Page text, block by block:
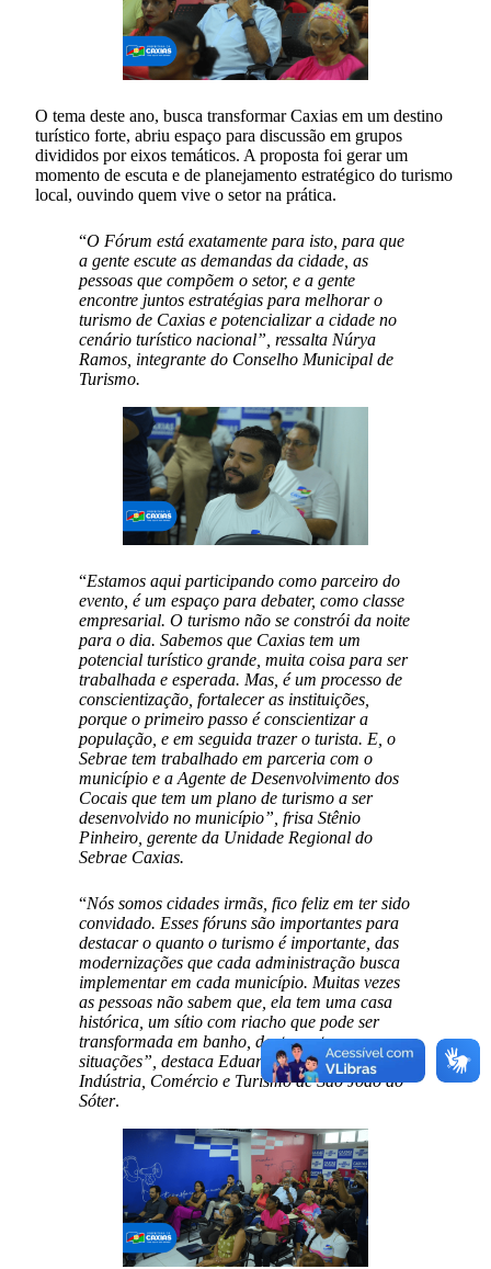
O tema deste ano, busca transformar Caxias em um destino
turístico forte, abriu espaço para discussão em grupos
divididos por eixos temáticos. A proposta foi gerar um
momento de escuta e de planejamento estratégico do turismo
local, ouvindo quem vive o setor na prática.
“O Fórum está exatamente para isto, para que
a gente escute as demandas da cidade, as
pessoas que compõem o setor, e a gente
encontre juntos estratégias para melhorar o
turismo de Caxias e potencializar a cidade no
cenário turístico nacional”, ressalta Núrya
Ramos, integrante do Conselho Municipal de
Turismo.
“Estamos aqui participando como parceiro do
evento, é um espaço para debater, como classe
empresarial. O turismo não se constrói da noite
para o dia. Sabemos que Caxias tem um
potencial turístico grande, muita coisa para ser
trabalhada e esperada. Mas, é um processo de
conscientização, fortalecer as instituições,
porque o primeiro passo é conscientizar a
população, e em seguida trazer o turista. E, o
Sebrae tem trabalhado em parceria com o
município e a Agente de Desenvolvimento dos
Cocais que tem um plano de turismo a ser
desenvolvido no município”, frisa Stênio
Pinheiro, gerente da Unidade Regional do
Sebrae Caxias.
“Nós somos cidades irmãs, fico feliz em ter sido
convidado. Esses fóruns são importantes para
destacar o quanto o turismo é importante, das
modernizações que cada administração busca
implementar em cada município. Muitas vezes
as pessoas não sabem que, ela tem uma casa
histórica, um sítio com riacho que pode ser
transformada em banho, dentre outras
situações”, destaca Eduardo José, secretário de
Indústria, Comércio e Turismo de São João do
Sóter.